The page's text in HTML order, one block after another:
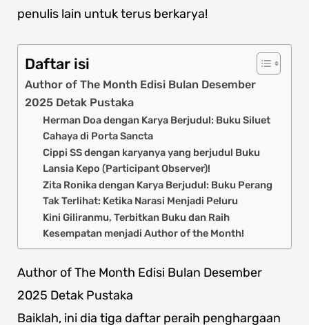
penulis lain untuk terus berkarya!
Daftar isi
Author of The Month Edisi Bulan Desember
2025 Detak Pustaka
Herman Doa dengan Karya Berjudul: Buku Siluet
Cahaya di Porta Sancta
Cippi SS dengan karyanya yang berjudul Buku
Lansia Kepo (Participant Observer)!
Zita Ronika dengan Karya Berjudul: Buku Perang
Tak Terlihat: Ketika Narasi Menjadi Peluru
Kini Giliranmu, Terbitkan Buku dan Raih
Kesempatan menjadi Author of the Month!
Author of The Month Edisi Bulan Desember
2025 Detak Pustaka
Baiklah, ini dia tiga daftar peraih penghargaan